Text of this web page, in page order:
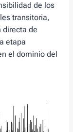
de los
transitoria,
directa de
etapa
el dominio del